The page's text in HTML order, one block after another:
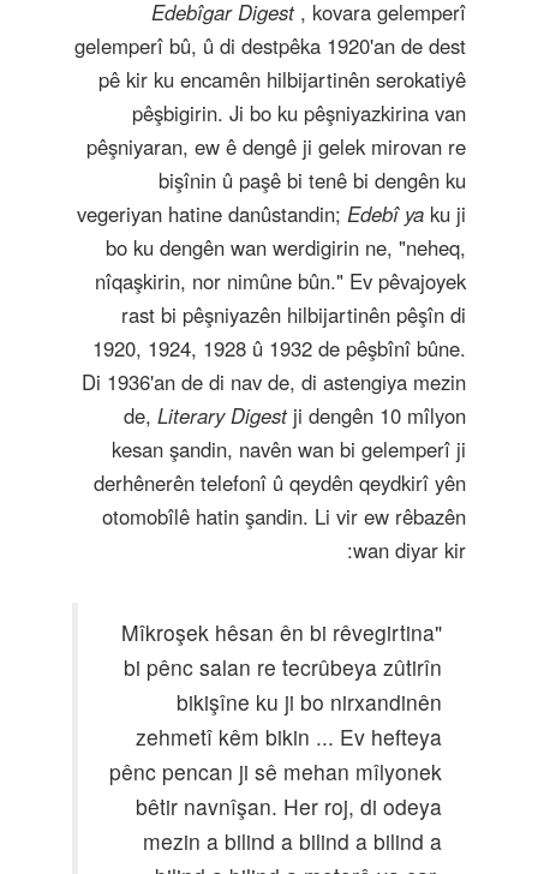
Edebîgar Digest, kovara gelemperî
gelemperî bû, û di destpêka 1920'an de dest
pê kir ku encamên hilbijartinên serokatiyê
pêşbigirin. Ji bo ku pêşniyazkirina van
pêşniyaran, ew ê dengê ji gelek mirovan re
bişînin û paşê bi tenê bi dengên ku
vegeriyan hatine danûstandin; Edebî ya ku ji
bo ku dengên wan werdigirin ne, "neheq,
nîqaşkirin, nor nimûne bûn." Ev pêvajoyek
rast bi pêşniyazên hilbijartinên pêşîn di
1920, 1924, 1928 û 1932 de pêşbînî bûne.
Di 1936'an de di nav de, di astengiya mezin
de, Literary Digestji dengên 10 mîlyon
kesan şandin, navên wan bi gelemperî ji
derhênerên telefonî û qeydên qeydkirî yên
otomobîlê hatin şandin. Li vir ew rêbazên
wan diyar kir:
"Mîkroşek hêsan ên bi rêvegirtina
bi pênc salan re tecrûbeya zûtirîn
bikişîne ku ji bo nirxandinên
zehmetî kêm bikin ... Ev hefteya
pênc pencan ji sê mehan mîlyonek
bêtir navnîşan. Her roj, di odeya
mezin a bilind a bilind a bilind a